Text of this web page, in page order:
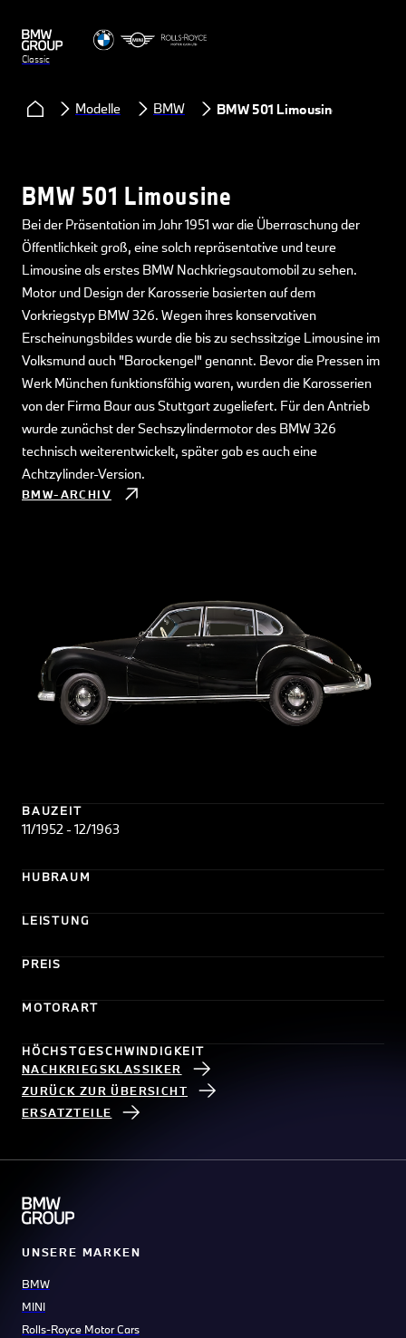
Classic
Modelle BMW BMW 501 Limousine
BMW 501 Limousine
Bei der Präsentation im Jahr 1951 war die Überraschung der
Öffentlichkeit groß, eine solch repräsentative und teure
Limousine als erstes BMW Nachkriegsautomobil zu sehen.
Motor und Design der Karosserie basierten auf dem
Vorkriegstyp BMW 326. Wegen ihres konservativen
Erscheinungsbildes wurde die bis zu sechssitzige Limousine im
Volksmund auch "Barockengel" genannt. Bevor die Pressen im
Werk München funktionsfähig waren, wurden die Karosserien
von der Firma Baur aus Stuttgart zugeliefert. Für den Antrieb
wurde zunächst der Sechszylindermotor des BMW 326
technisch weiterentwickelt, später gab es auch eine
Achtzylinder-Version.
BMW-ARCHIV
BAUZEIT
11/1952 - 12/1963
HUBRAUM
LEISTUNG
PREIS
MOTORART
HÖCHSTGESCHWINDIGKEIT
NACHKRIEGSKLASSIKER
ZURÜCK ZUR ÜBERSICHT
ERSATZTEILE
UNSERE MARKEN
BMW
MINI
Rolls-Royce Motor Cars